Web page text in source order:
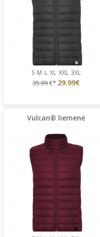
S M L XL XXL 3XL
35.99€* 29.99€
Vulcan® liemenė